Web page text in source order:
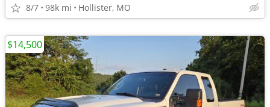
8/7 98k mi Hollister, MO
$14,500